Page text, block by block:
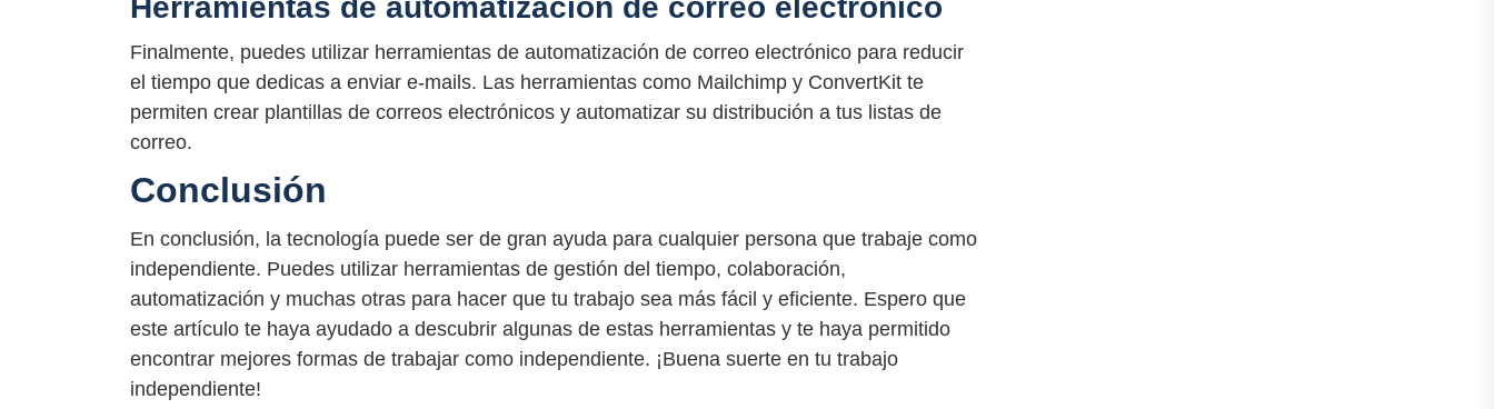
Herramientas de automatización de correo electrónico
Finalmente, puedes utilizar herramientas de automatización de correo electrónico para reducir
el tiempo que dedicas a enviar e-mails. Las herramientas como Mailchimp y ConvertKit te
permiten crear plantillas de correos electrónicos y automatizar su distribución a tus listas de
correo.
Conclusión
En conclusión, la tecnología puede ser de gran ayuda para cualquier persona que trabaje como
independiente. Puedes utilizar herramientas de gestión del tiempo, colaboración,
automatización y muchas otras para hacer que tu trabajo sea más fácil y eficiente. Espero que
este artículo te haya ayudado a descubrir algunas de estas herramientas y te haya permitido
encontrar mejores formas de trabajar como independiente. ¡Buena suerte en tu trabajo
independiente!